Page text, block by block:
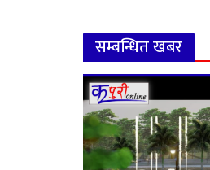
सम्बन्धित खबर